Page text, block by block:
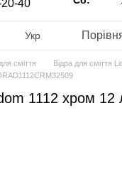
40
Укр
сміття
Відра для сміття
1112 хром 12